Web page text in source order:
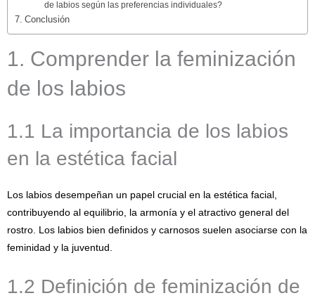
de labios según las preferencias individuales?
Conclusión
1. Comprender la feminización
de los labios
1.1 La importancia de los labios
en la estética facial
Los labios desempeñan un papel crucial en la estética facial,
contribuyendo al equilibrio, la armonía y el atractivo general del
rostro. Los labios bien definidos y carnosos suelen asociarse con la
feminidad y la juventud.
1.2 Definición de feminización de